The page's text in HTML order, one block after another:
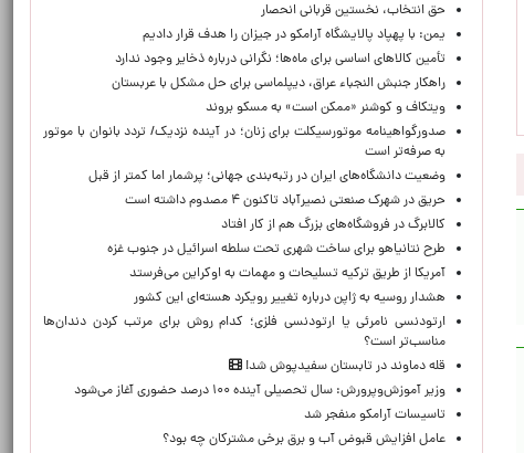
حق انتخاب، نخستین قربانی انحصار
یمن: با پهپاد پالایشگاه آرامکو در جیزان را هدف قرار دادیم
تأمین کالاهای اساسی برای ماه‌ها؛ نگرانی درباره ذخایر وجود ندارد
راهکار جنبش النجباء عراق، دیپلماسی برای حل مشکل با عربستان
ویتکاف و کوشنر «ممکن است» به مسکو بروند
صدورگواهینامه موتورسیکلت برای زنان؛ در آینده نزدیک/ تردد بانوان با موتور
به‌ صرفه‌تر است
وضعیت دانشگاه‌های ایران در رتبه‌بندی جهانی؛ پرشمار اما کمتر از قبل
حریق در شهرک صنعتی نصیرآباد تاکنون ۴ مصدوم داشته است
کالابرگ در فروشگاه‌های بزرگ هم از کار افتاد
طرح نتانیاهو برای ساخت شهری تحت سلطه اسرائیل در جنوب غزه
آمریکا از طریق ترکیه تسلیحات و مهمات به اوکراین می‌فرستد
هشدار روسیه به ژاپن درباره تغییر رویکرد هسته‌ای این کشور
ارتودنسی نامرئی یا ارتودنسی فلزی؛ کدام روش برای مرتب کردن دندان‌ها
مناسب‌تر است؟
قله دماوند در تابستان سفیدپوش شد!
وزیر آموزش‌وپرورش: سال تحصیلی آینده ۱۰۰ درصد حضوری آغاز می‌شود
تاسیسات آرامکو منفجر شد
عامل افزایش قبوض آب و برق برخی مشترکان چه بود؟